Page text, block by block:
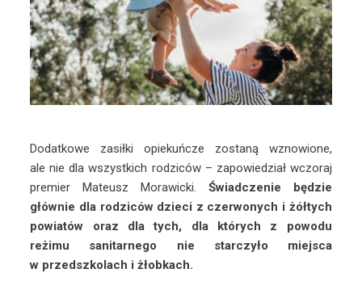
Dodatkowe zasiłki opiekuńcze zostaną wznowione,
ale nie dla wszystkich rodziców – zapowiedział wczoraj
premier Mateusz Morawicki. Świadczenie będzie
głównie dla rodziców dzieci z czerwonych i żółtych
powiatów oraz dla tych, dla których z powodu
reżimu sanitarnego nie starczyło miejsca
w przedszkolach i żłobkach.